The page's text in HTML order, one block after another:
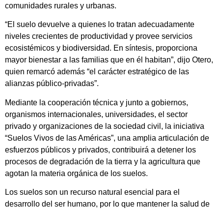
comunidades rurales y urbanas.
“El suelo devuelve a quienes lo tratan adecuadamente
niveles crecientes de productividad y provee servicios
ecosistémicos y biodiversidad. En síntesis, proporciona
mayor bienestar a las familias que en él habitan”, dijo Otero,
quien remarcó además “el carácter estratégico de las
alianzas público-privadas”.
Mediante la cooperación técnica y junto a gobiernos,
organismos internacionales, universidades, el sector
privado y organizaciones de la sociedad civil, la iniciativa
“Suelos Vivos de las Américas”, una amplia articulación de
esfuerzos públicos y privados, contribuirá a detener los
procesos de degradación de la tierra y la agricultura que
agotan la materia orgánica de los suelos.
Los suelos son un recurso natural esencial para el
desarrollo del ser humano, por lo que mantener la salud de